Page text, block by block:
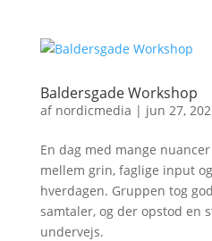
Baldersgade Workshop
af nordicmedia | jun 27,
En dag med mange
mellem grin, faglige input
hverdagen. Gruppen tog
samtaler, og der opstod en
undervejs.